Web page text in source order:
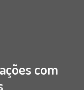
com